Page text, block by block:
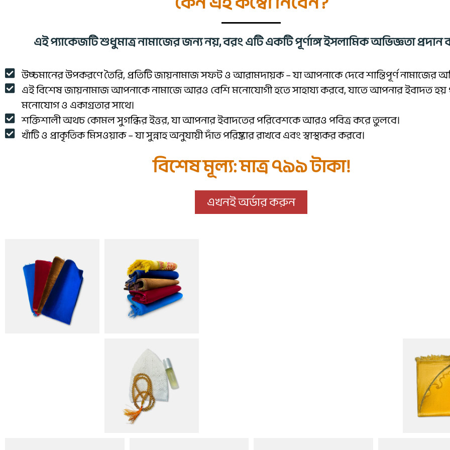
এই প্যাকেজটি শুধুমাত্র নামাজের জন্য নয়, বরং এটি একটি পূর্ণাঙ্গ ইসলামিক অভিজ্ঞতা প্রদান
উচ্চমানের উপকরণে তৈরি, প্রতিটি জায়নামাজ সফট ও আরামদায়ক – যা আপনাকে দেবে শান্তিপূর্ণ নামাজের
এই বিশেষ জায়নামাজ আপনাকে নামাজে আরও বেশি মনোযোগী হতে সাহায্য করবে, যাতে আপনার ইবাদত হয়
মনোযোগ ও একাগ্রতার সাথে।
শক্তিশালী অথচ কোমল সুগন্ধির ইত্তর, যা আপনার ইবাদতের পরিবেশকে আরও পবিত্র করে তুলবে।
খাঁটি ও প্রাকৃতিক মিসওয়াক – যা সুন্নাহ অনুযায়ী দাঁত পরিষ্কার রাখবে এবং স্বাস্থ্যকর করবে।
বিশেষ মূল্য: মাত্র ৭৯৯ টাকা!
এখনই অর্ডার করুন